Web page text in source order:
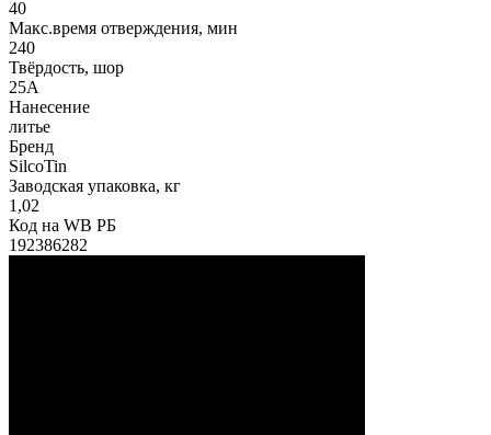
40
Макс.время отверждения, мин
240
Твёрдость, шор
25А
Нанесение
литье
Бренд
SilcoTin
Заводская упаковка, кг
1,02
Код на WB РБ
192386282